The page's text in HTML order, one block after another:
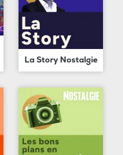
La Story Nostalgie